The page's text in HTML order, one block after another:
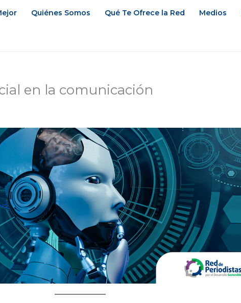
Quiénes Somos Qué Te Ofrece la Red Medios
en la comunicación